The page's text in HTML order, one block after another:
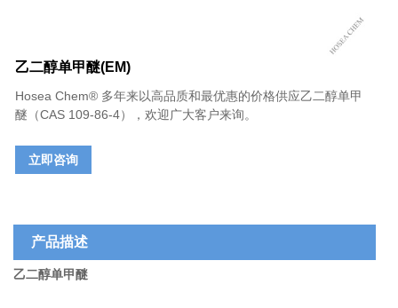
乙二醇单甲醚(EM)
Hosea Chem® 多年来以高品质和最优惠的价格供应乙二醇单甲
醚（CAS 109-86-4），欢迎广大客户来询。
立即咨询
产品描述
乙二醇单甲醚